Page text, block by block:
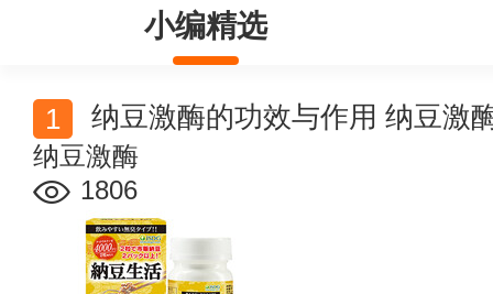
小编精选
纳豆激酶的功效与作用 纳豆激
纳豆激酶
1806